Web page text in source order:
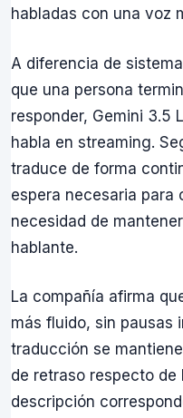
habladas con una voz
A diferencia de
que una persona
responder, Gemini 3.5
habla en streaming.
traduce de forma
espera necesaria
necesidad de
hablante.
La compañía afirma
más fluido, sin pausas
traducción se
de retraso respecto de
descripción